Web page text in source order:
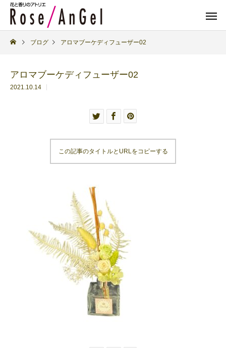
ブログ アロマブーケディフューザー02
アロマブーケディフューザー02
2021.10.14
この記事のタイトルとURLをコピーする